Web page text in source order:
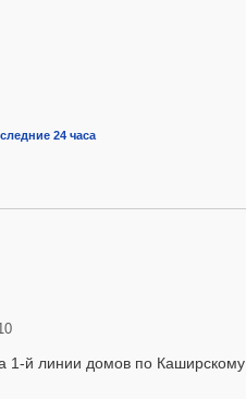
24 часа
й линии домов по Каширскому